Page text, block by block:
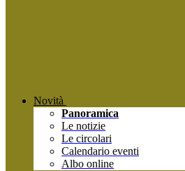
Novità
Panoramica
Le notizie
Le circolari
Calendario eventi
Albo online